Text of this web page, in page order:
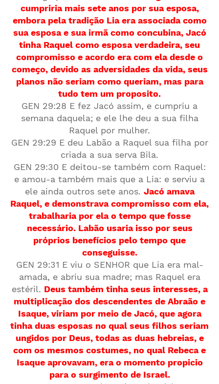
cumpriria mais sete anos por sua esposa,
embora pela tradição Lia era associada como
sua esposa e sua irmã como concubina, Jacó
tinha Raquel como esposa verdadeira, seu
compromisso e acordo era com ela desde o
começo, devido as adversidades da vida, seus
planos não seriam como queriam, mas para
tudo tem um proposito.
GEN 29:28 E fez Jacó assim, e cumpriu a
semana daquela; e ele lhe deu a sua filha
Raquel por mulher.
GEN 29:29 E deu Labão a Raquel sua filha por
criada a sua serva Bila.
GEN 29:30 E deitou-se também com Raquel:
e amou-a também mais que a Lia: e serviu a
ele ainda outros sete anos. Jacó amava
Raquel, e demonstrava compromisso com ela,
trabalharia por ela o tempo que fosse
necessário. Labão usaria isso por seus
próprios benefícios pelo tempo que
conseguisse.
GEN 29:31 E viu o SENHOR que Lia era mal-
amada, e abriu sua madre; mas Raquel era
estéril. Deus também tinha seus interesses, a
multiplicação dos descendentes de Abraão e
Isaque, viriam por meio de Jacó, que agora
tinha duas esposas no qual seus filhos seriam
ungidos por Deus, todas as duas hebreias, e
com os mesmos costumes, no qual Rebeca e
Isaque aprovavam, era o momento propicio
para o surgimento de Israel.